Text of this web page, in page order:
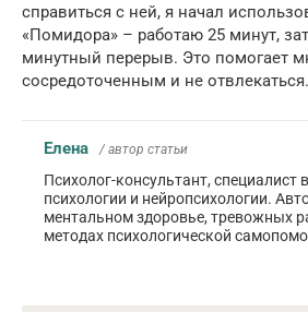
справиться с ней, я начал
«Помидора» – работаю 25 минут,
минутный перерыв. Это помогает
сосредоточенным и не отвлекаться.
Елена / автор статьи
Психолог-консультант, специалист
психологии и нейропсихологии.
ментальном здоровье, тревожных
методах психологической